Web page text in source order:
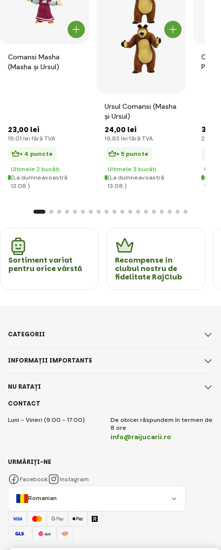
Comansi Masha
(Masha și Ursul)
23,00 lei
19,01 lei fără TVA
+ 4 puncte
Ultimele 2 bucăți
(La dumneavoastră
13.08.)
Ursul Comansi (Masha
și Ursul)
24,00 lei
19,83 lei fără TVA
+ 5 puncte
Ultimele 3 bucăți
(La dumneavoastră
13.08.)
30
24
(La
Sortiment variat
pentru orice vârstă
Recompense în
clubul nostru de
fidelitate RajClub
CONTACT
Luni - Vineri (9:00 - 17:00)
De obicei răspundem în termen de
8 ore
info@raijucarii.ro
CATEGORII
INFORMAȚII IMPORTANTE
NU RATAȚI
Romanian
URMĂRIȚI-NE
Facebook Instagram